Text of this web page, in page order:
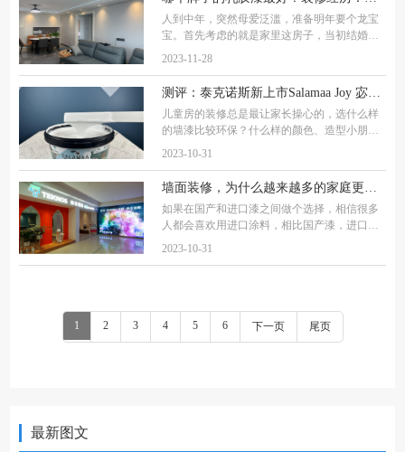
人到中年，突然母爱泛滥，准备明年要个龙宝
宝。首先考虑的就是家里这房子，当初结婚的
房子装修的事儿给解决掉，这样以后坐月子一
2023-11-28
儿童房的装修总是最让家长操心的，选什么样
的墙漆比较环保？什么样的颜色、造型小朋友
疫系统还未完全建立，呼吸道比较脆弱，稍微
2023-10-31
如果在国产和进口漆之间做个选择，相信很多
人都会喜欢用进口涂料，相比国产漆，进口漆
2023-10-31
1 2 3 4 5 6 下一页 尾页
最新图文